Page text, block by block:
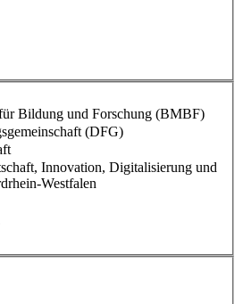
Bildung und Forschung (BMBF)
(DFG)
Innovation, Digitalisierung und
Westfalen